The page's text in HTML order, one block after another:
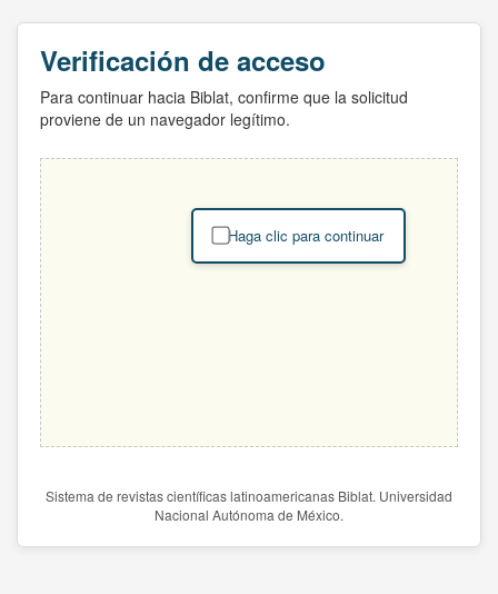
Verificación de acceso
Para continuar hacia Biblat, confirme que la solicitud
proviene de un navegador legítimo.
Haga clic para continuar
Sistema de revistas científicas latinoamericanas Biblat. Universidad
Nacional Autónoma de México.